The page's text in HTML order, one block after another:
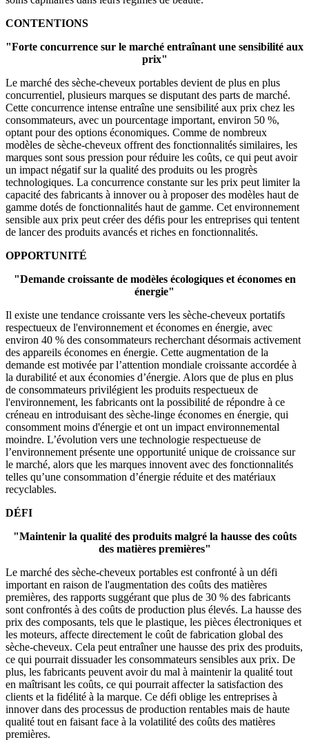
CONTENTIONS
"Forte concurrence sur le marché entraînant une sensibilité aux
prix"
Le marché des sèche-cheveux portables devient de plus en plus
concurrentiel, plusieurs marques se disputant des parts de marché.
Cette concurrence intense entraîne une sensibilité aux prix chez les
consommateurs, avec un pourcentage important, environ 50 %,
optant pour des options économiques. Comme de nombreux
modèles de sèche-cheveux offrent des fonctionnalités similaires, les
marques sont sous pression pour réduire les coûts, ce qui peut avoir
un impact négatif sur la qualité des produits ou les progrès
technologiques. La concurrence constante sur les prix peut limiter la
capacité des fabricants à innover ou à proposer des modèles haut de
gamme dotés de fonctionnalités haut de gamme. Cet environnement
sensible aux prix peut créer des défis pour les entreprises qui tentent
de lancer des produits avancés et riches en fonctionnalités.
OPPORTUNITÉ
"Demande croissante de modèles écologiques et économes en
énergie"
Il existe une tendance croissante vers les sèche-cheveux portatifs
respectueux de l'environnement et économes en énergie, avec
environ 40 % des consommateurs recherchant désormais activement
des appareils économes en énergie. Cette augmentation de la
demande est motivée par l’attention mondiale croissante accordée à
la durabilité et aux économies d’énergie. Alors que de plus en plus
de consommateurs privilégient les produits respectueux de
l'environnement, les fabricants ont la possibilité de répondre à ce
créneau en introduisant des sèche-linge économes en énergie, qui
consomment moins d'énergie et ont un impact environnemental
moindre. L’évolution vers une technologie respectueuse de
l’environnement présente une opportunité unique de croissance sur
le marché, alors que les marques innovent avec des fonctionnalités
telles qu’une consommation d’énergie réduite et des matériaux
recyclables.
DÉFI
"Maintenir la qualité des produits malgré la hausse des coûts
des matières premières"
Le marché des sèche-cheveux portables est confronté à un défi
important en raison de l'augmentation des coûts des matières
premières, des rapports suggérant que plus de 30 % des fabricants
sont confrontés à des coûts de production plus élevés. La hausse des
prix des composants, tels que le plastique, les pièces électroniques et
les moteurs, affecte directement le coût de fabrication global des
sèche-cheveux. Cela peut entraîner une hausse des prix des produits,
ce qui pourrait dissuader les consommateurs sensibles aux prix. De
plus, les fabricants peuvent avoir du mal à maintenir la qualité tout
en maîtrisant les coûts, ce qui pourrait affecter la satisfaction des
clients et la fidélité à la marque. Ce défi oblige les entreprises à
innover dans des processus de production rentables mais de haute
qualité tout en faisant face à la volatilité des coûts des matières
premières.